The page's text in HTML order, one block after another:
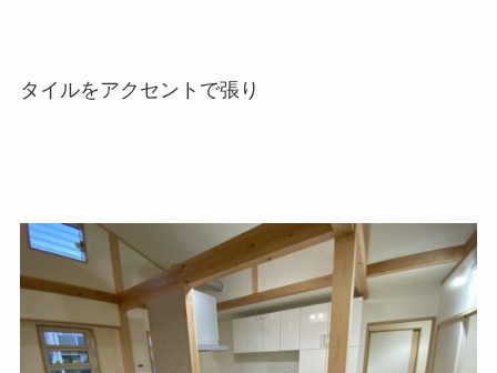
タイルをアクセントで張り